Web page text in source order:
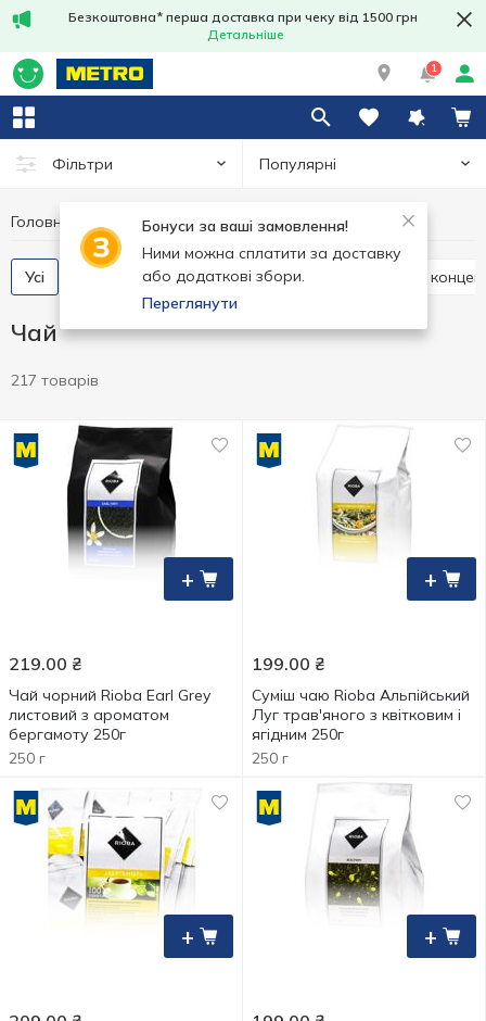
Безкоштовна* перша доставка при чеку від 1500 грн
Детальніше
1
Фільтри Популярні
Бонуси за ваші замовлення!
Ними можна сплатити за доставку
або додаткові збори.
Переглянути
Головна Гарячі напої Чай
Усі Чай пакетований Чай розсипний Чай
Чай
217 товарів
+
219.00 ₴
Чай чорний Rioba Earl Grey
листовий з ароматом
бергамоту 250г
250 г
+
199.00 ₴
Суміш чаю Rioba Альпійський
Луг трав'яного з квітковим і
ягідним 250г
250 г
+ +